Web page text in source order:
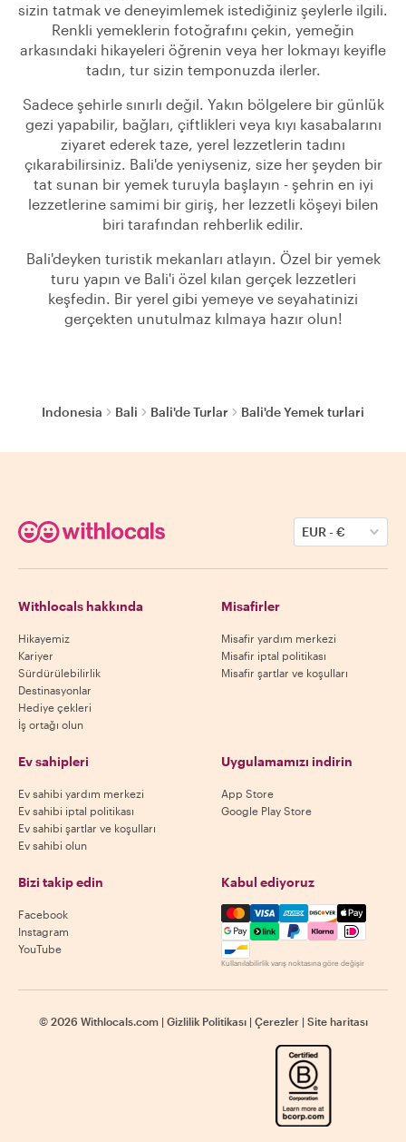
sizin tatmak ve deneyimlemek istediğiniz şeylerle ilgili.
Renkli yemeklerin fotoğrafını çekin, yemeğin
arkasındaki hikayeleri öğrenin veya her lokmayı keyifle
tadın, tur sizin temponuzda ilerler.
Sadece şehirle sınırlı değil. Yakın bölgelere bir günlük
gezi yapabilir, bağları, çiftlikleri veya kıyı kasabalarını
ziyaret ederek taze, yerel lezzetlerin tadını
çıkarabilirsiniz. Bali'de yeniyseniz, size her şeyden bir
tat sunan bir yemek turuyla başlayın - şehrin en iyi
lezzetlerine samimi bir giriş, her lezzetli köşeyi bilen
biri tarafından rehberlik edilir.
Bali'deyken turistik mekanları atlayın. Özel bir yemek
turu yapın ve Bali'i özel kılan gerçek lezzetleri
keşfedin. Bir yerel gibi yemeye ve seyahatinizi
gerçekten unutulmaz kılmaya hazır olun!
Indonesia Bali Bali'de Turlar Bali'de Yemek turlari
EUR-€
Withlocals hakkında
Hikayemiz
Kariyer
Sürdürülebilirlik
Destinasyonlar
Hediye çekleri
İş ortağı olun
Misafirler
Misafir yardım merkezi
Misafir iptal politikası
Misafir şartlar ve koşulları
Ev sahipleri
Ev sahibi yardım merkezi
Ev sahibi iptal politikası
Ev sahibi şartlar ve koşulları
Ev sahibi olun
Uygulamamızı indirin
App Store
Google Play Store
Bizi takip edin
Facebook
Instagram
YouTube
Kabul ediyoruz
Mastercard, Visa, Amex,
Kullanılabilirlik varış noktasına göre değişir
© 2026 Withlocals.com | Gizlilik Politikası | Çerezler | Site haritası